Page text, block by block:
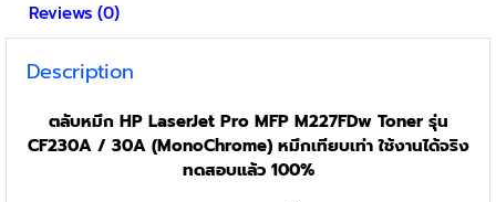
Reviews (0)
Description
ตลับหมึก HP LaserJet Pro MFP M227FDw Toner รุ่น
CF230A / 30A (MonoChrome) หมึกเทียบเท่า ใช้งานได้จริง
ทดสอบแล้ว 100%